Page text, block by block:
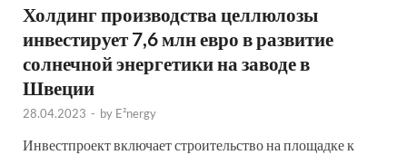
Холдинг производства целлюлозы
инвестирует 7,6 млн евро в развитие
солнечной энергетики на заводе в
Швеции
28.04.2023 - by E²nergy
Инвестпроект включает строительство на площадке к